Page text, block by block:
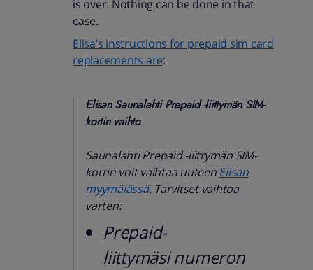
is over. Nothing can be done in that
case.
Elisa’s instructions for prepaid sim card
replacements are:
Elisan Saunalahti Prepaid -liittymän SIM-
kortin vaihto
Saunalahti Prepaid -liittymän SIM-
kortin voit vaihtaa uuteenElisan
myymälässä. Tarvitset vaihtoa
varten:
Prepaid-
liittymäsi numeron